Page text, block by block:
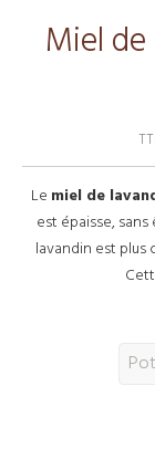
Miel
Le miel de
est épaisse,
lavandin est plus